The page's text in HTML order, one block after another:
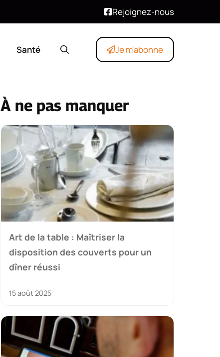
Rejoignez-nous
Santé Je m'abonne
À ne pas manquer
Art de la table : Maîtriser la
disposition des couverts pour un
dîner réussi
15 août 2025